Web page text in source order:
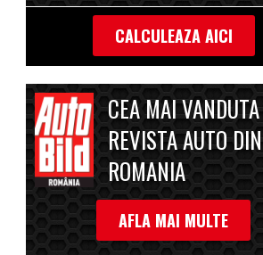
CALCULEAZA AICI
CEA MAI VANDUTA
REVISTA AUTO DIN
ROMANIA
AFLA MAI MULTE